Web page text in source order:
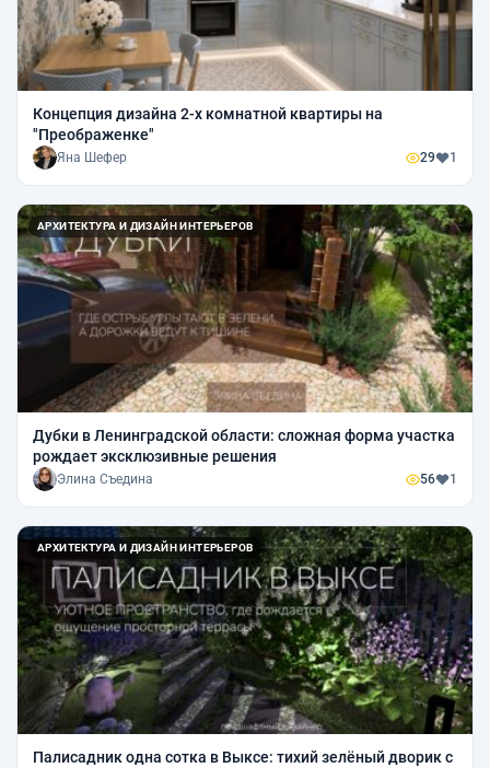
Концепция дизайна 2-х комнатной квартиры на
"Преображенке"
Яна Шефер 29 1
АРХИТЕКТУРА И ДИЗАЙН ИНТЕРЬЕРОВ
Дубки в Ленинградской области: сложная форма участка
рождает эксклюзивные решения
Элина Съедина 56 1
АРХИТЕКТУРА И ДИЗАЙН ИНТЕРЬЕРОВ
Палисадник одна сотка в Выксе: тихий зелёный дворик с